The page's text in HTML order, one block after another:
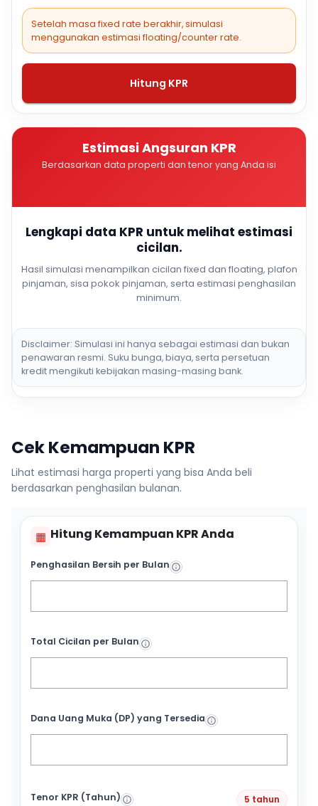
Setelah masa fixed rate berakhir, simulasi
menggunakan estimasi floating/counter rate.
Hitung KPR
Estimasi Angsuran KPR
Berdasarkan data properti dan tenor yang Anda isi
Lengkapi data KPR untuk melihat estimasi
cicilan.
Hasil simulasi menampilkan cicilan fixed dan floating, plafon
pinjaman, sisa pokok pinjaman, serta estimasi penghasilan
minimum.
Disclaimer: Simulasi ini hanya sebagai estimasi dan bukan
penawaran resmi. Suku bunga, biaya, serta persetuan
kredit mengikuti kebijakan masing-masing bank.
Cek Kemampuan KPR
Lihat estimasi harga properti yang bisa Anda beli
berdasarkan penghasilan bulanan.
▦ Hitung Kemampuan KPR Anda
Penghasilan Bersih per Bulan
Total Cicilan per Bulan
Dana Uang Muka (DP) yang Tersedia
Tenor KPR (Tahun) 5 tahun